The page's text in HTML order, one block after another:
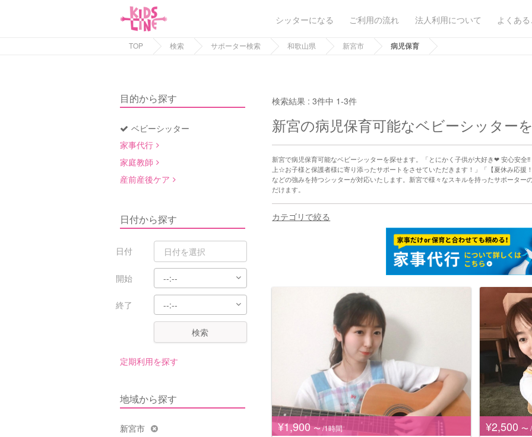
シッターになる ご利用の流れ 法人利用について よくあ
TOP 検索 サポーター検索 和歌山県 新宮市 病児保育
目的から探す
ベビーシッター
家事代行
家庭教師
産前産後ケア
日付から探す
日付
開始
終了
検索
定期利用を探す
地域から探す
新宮市
検索結果 :3件中 1-3件
新宮の病児保育可能なベビーシッター
新宮で病児保育可能なベビーシッターを探せます。「とにかく子供が大好き❤︎ 安心安
上☆お子様と保護者様に寄り添ったサポートをさせていただきます！」「【夏休み応援
などの強みを持つシッターが対応いたします。新宮で様々なスキルを持ったサポーター
だけます。
カテゴリで絞る
¥1,900 〜 /1時間 ¥2,500 〜